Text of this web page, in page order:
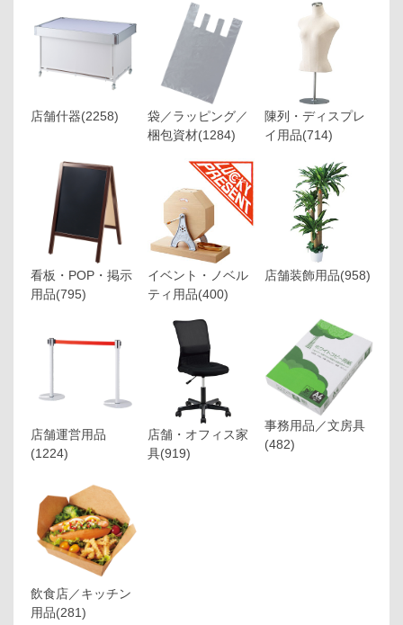
店舗什器(2258)
袋／ラッピング／
梱包資材(1284)
陳列・ディスプレ
イ用品(714)
看板・POP・掲示
用品(795)
イベント・ノベル
ティ用品(400)
店舗装飾用品(958)
店舗運営用品
(1224)
店舗・オフィス家
具(919)
事務用品／文房具
(482)
飲食店／キッチン
用品(281)